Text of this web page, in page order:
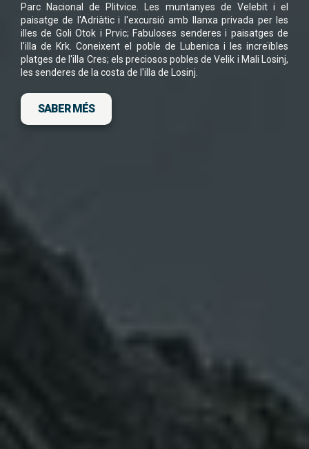
Parc Nacional de Plitvice. Les muntanyes de Velebit i el
paisatge de l'Adriàtic i l'excursió amb llanxa privada per les
illes de Goli Otok i Prvic; Fabuloses senderes i paisatges de
l'illa de Krk. Coneixent el poble de Lubenica i les increïbles
platges de l'illa Cres; els preciosos pobles de Velik i Mali Losinj,
les senderes de la costa de l'illa de Losinj.
SABER MÉS
He llegit i accepto laPolítica de Privacitat*